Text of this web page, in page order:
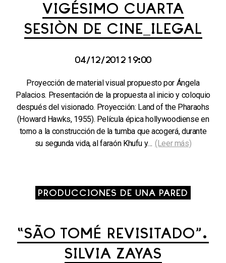
VIGÉSIMO CUARTA
SESIÓN DE CINE_ILEGAL
04/12/2012 19:00
Proyección de material visual propuesto por Ángela
Palacios. Presentación de la propuesta al inicio y coloquio
después del visionado. Proyección: Land of the Pharaohs
(Howard Hawks, 1955). Película épica hollywoodiense en
torno a la construcción de la tumba que acogerá, durante
su segunda vida, al faraón Khufu y… (Leer más)
PRODUCCIONES DE UNA PARED
“SÃO TOMÉ REVISITADO”.
SILVIA ZAYAS